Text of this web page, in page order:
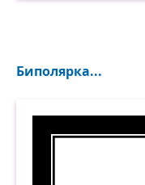
Биполярка...